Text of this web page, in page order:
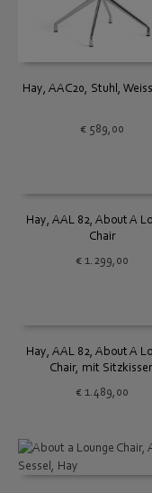
Hay, AAC20, Stuhl,
€ 589,00
Hay, AAL 82, About A
Chair
€ 1.299,00
Hay, AAL 82, About A
Chair, mit
€ 1.489,00